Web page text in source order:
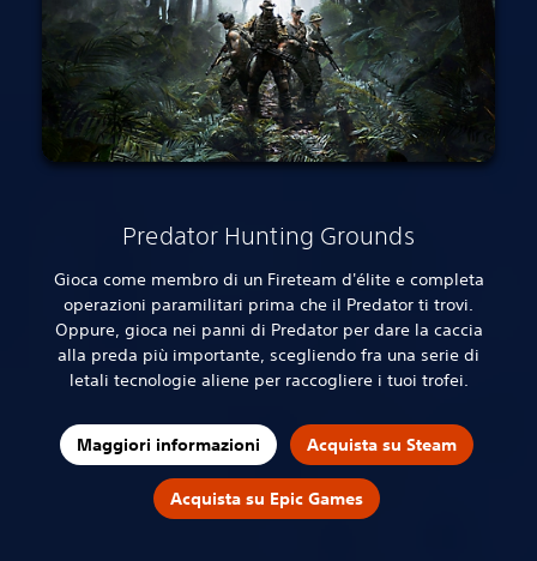
Predator Hunting Grounds
Gioca come membro di un Fireteam d'élite e completa
operazioni paramilitari prima che il Predator ti trovi.
Oppure, gioca nei panni di Predator per dare la caccia
alla preda più importante, scegliendo fra una serie di
letali tecnologie aliene per raccogliere i tuoi trofei.
Maggiori informazioni Acquista su Steam
Acquista su Epic Games